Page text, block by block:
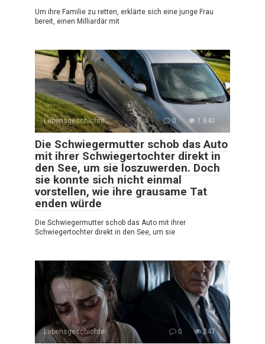
Um ihre Familie zu retten, erklärte sich eine junge Frau
bereit, einen Milliardär mit
Lebensgeschichte 0 1.840
Die Schwiegermutter schob das Auto
mit ihrer Schwiegertochter direkt in
den See, um sie loszuwerden. Doch
sie konnte sich nicht einmal
vorstellen, wie ihre grausame Tat
enden würde
Die Schwiegermutter schob das Auto mit ihrer
Schwiegertochter direkt in den See, um sie
Lebensgeschichte 0 247